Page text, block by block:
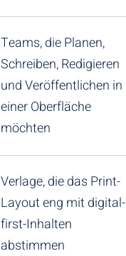
Teams, die Planen,
Schreiben, Redigieren
und Veröffentlichen in
einer Oberfläche
möchten
Verlage, die das Print-
Layout eng mit digital-
first-Inhalten
abstimmen